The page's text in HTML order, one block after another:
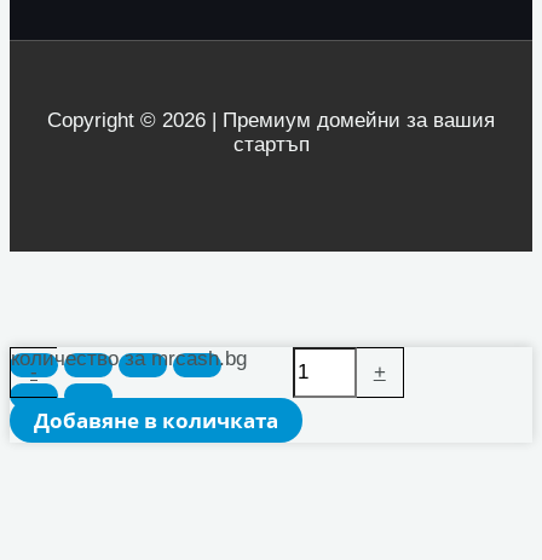
Copyright © 2026 | Премиум домейни за вашия
стартъп
-
количество за mrcash.bg
+
Добавяне в количката